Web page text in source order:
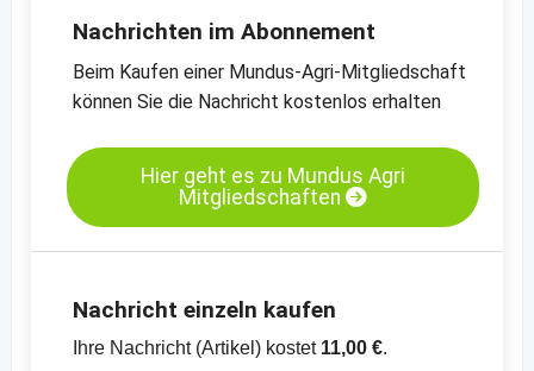
Nachrichten im Abonnement
Beim Kaufen einer Mundus-Agri-Mitgliedschaft
können Sie die Nachricht kostenlos erhalten
Hier geht es zu Mundus Agri
Mitgliedschaften
Nachricht einzeln kaufen
Ihre Nachricht (Artikel) kostet 11,00 €.